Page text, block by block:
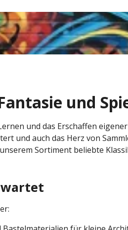
und
und das Erschaffen
und auch das Herz von
Sortiment beliebte